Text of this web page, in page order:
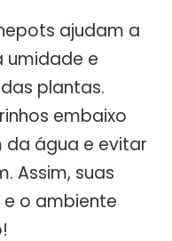
ajudam a
umidade e
plantas.
embaixo
água e evitar
Assim, suas
o ambiente